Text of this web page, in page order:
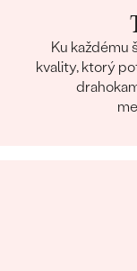
Ku každému
kvality, ktorý